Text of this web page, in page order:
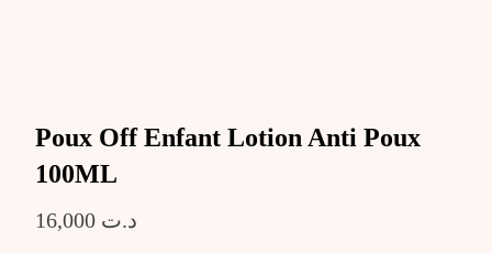
Poux Off Enfant Lotion Anti Poux
100ML
د.ت 16,000